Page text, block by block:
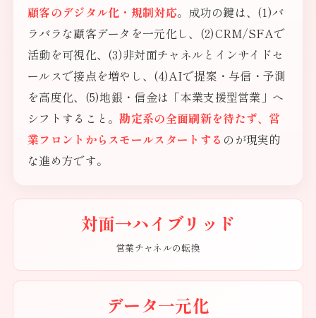
顧客のデジタル化・規制対応。成功の鍵は、(1)バ
ラバラな顧客データを一元化し、(2)CRM/SFAで
活動を可視化、(3)非対面チャネルとインサイドセ
ールスで接点を増やし、(4)AIで提案・与信・予測
を高度化、(5)地銀・信金は「本業支援型営業」へ
シフトすること。勘定系の全面刷新を待たず、営
業フロントからスモールスタートする のが現実的
な進め方です。
対面→ハイブリッド
営業チャネルの転換
データ一元化